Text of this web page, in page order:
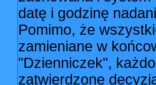
datę i godzinę
Pomimo, że
zamieniane w
"Dzienniczek",
zatwierdzone